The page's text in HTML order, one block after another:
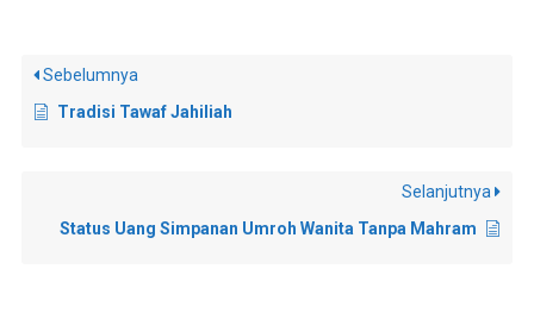
Sebelumnya
Tradisi Tawaf Jahiliah
Selanjutnya
Status Uang Simpanan Umroh Wanita Tanpa Mahram